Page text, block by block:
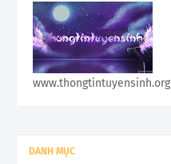
www.thongtintuyensinh.org
DANH MỤC